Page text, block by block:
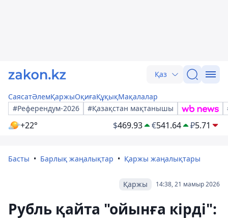
Қаз
СаясатӘлемҚаржыОқиғаҚұқықМақалалар
#Референдум-2026
#Қазақстан мақтанышы
+22° $469.93 €541.64 ₽5.71
Басты Барлық жаңалықтар Қаржы жаңалықтары
14:38, 21 мамыр 2026
Қаржы
Рубль қайта "ойынға кірді":